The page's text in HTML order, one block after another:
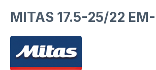
MITAS 17.5-25/22